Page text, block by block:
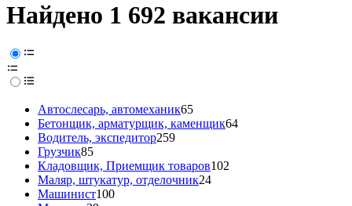
Найдено 1 692 вакансии
Автослесарь, автомеханик65
Бетонщик, арматурщик, каменщик64
Водитель, экспедитор259
Грузчик85
Кладовщик, Приемщик товаров102
Маляр, штукатур, отделочник24
Машинист100